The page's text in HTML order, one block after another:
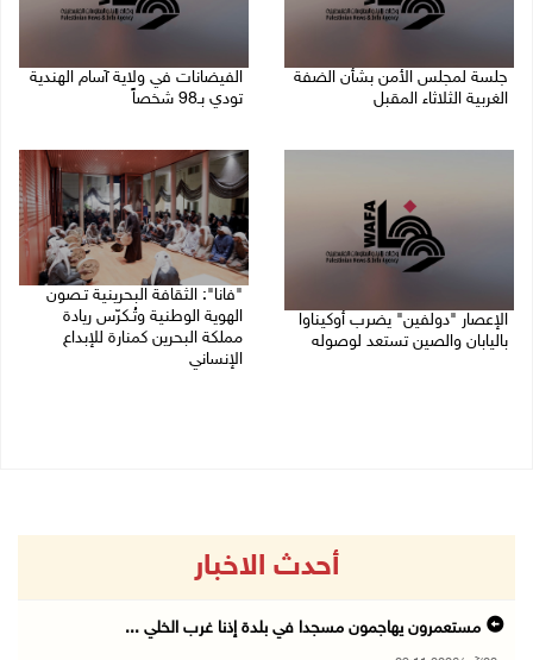
جلسة لمجلس الأمن بشأن الضفة
الغربية الثلاثاء المقبل
الفيضانات في ولاية آسام الهندية
تودي بـ98 شخصاً
الإعصار "دولفين" يضرب أوكيناوا
باليابان والصين تستعد لوصوله
"فانا": الثقافة البحرينية تـصون
الهوية الوطنية وتُـكرّس ريادة
مملكة البحرين كمنارة للإبداع
الإنساني
أحدث الاخبار
مستعمرون يهاجمون مسجدا في بلدة إذنا غرب الخلي ...